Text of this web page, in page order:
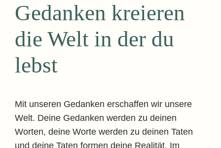
Gedanken kreieren
die Welt in der du
lebst
Mit unseren Gedanken erschaffen wir unsere
Welt. Deine Gedanken werden zu deinen
Worten, deine Worte werden zu deinen Taten
und deine Taten formen deine Realität. Im